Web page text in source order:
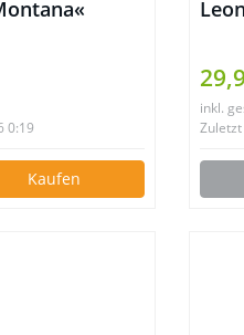
0:19
Kaufen
inkl.